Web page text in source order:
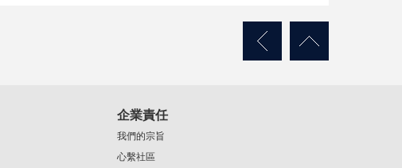
企業責任
我們的宗旨
心繫社區